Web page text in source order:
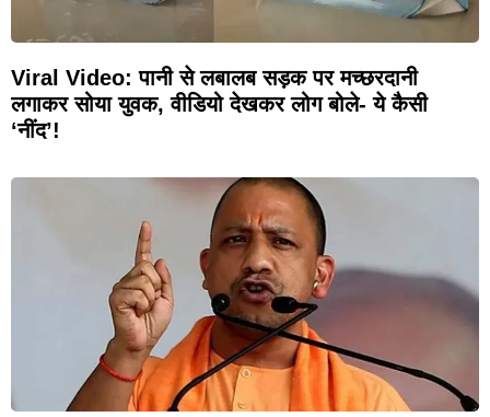
Viral Video: पानी से लबालब सड़क पर मच्छरदानी
लगाकर सोया युवक, वीडियो देखकर लोग बोले- ये कैसी
‘नींद’!